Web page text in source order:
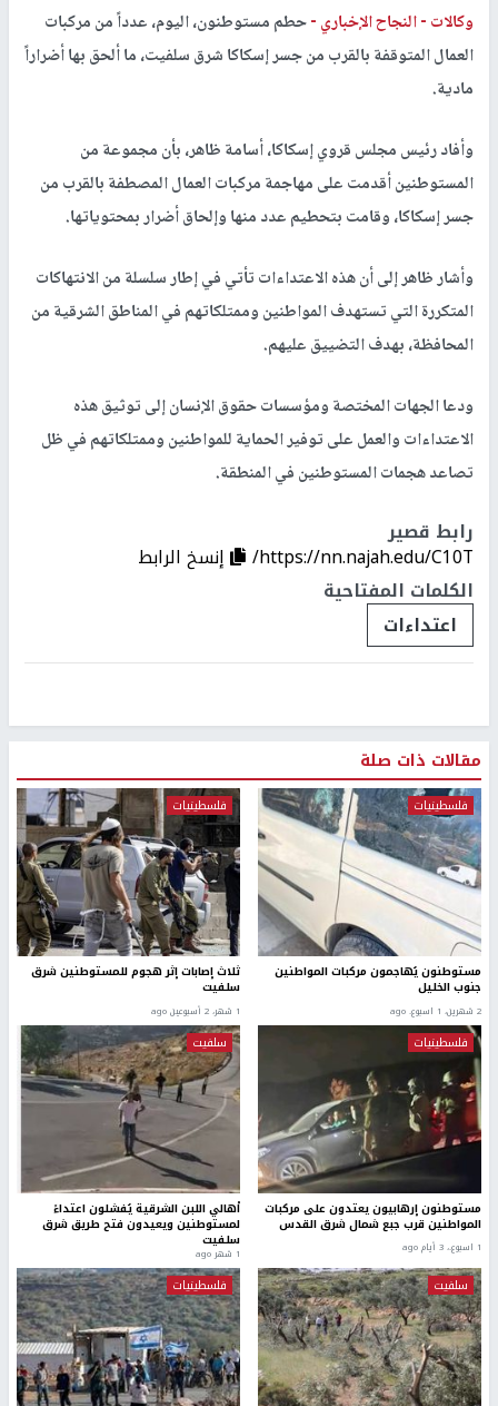
وكالات -النجاح الإخباري -حطم مستوطنون، اليوم، عدداً من مركبات
العمال المتوقفة بالقرب من جسر إسكاكا شرق سلفيت، ما ألحق بها أضراراً
مادية.
وأفاد رئيس مجلس قروي إسكاكا، أسامة ظاهر، بأن مجموعة من
المستوطنين أقدمت على مهاجمة مركبات العمال المصطفة بالقرب من
جسر إسكاكا، وقامت بتحطيم عدد منها وإلحاق أضرار بمحتوياتها.
وأشار ظاهر إلى أن هذه الاعتداءات تأتي في إطار سلسلة من الانتهاكات
المتكررة التي تستهدف المواطنين وممتلكاتهم في المناطق الشرقية من
المحافظة، بهدف التضييق عليهم.
ودعا الجهات المختصة ومؤسسات حقوق الإنسان إلى توثيق هذه
الاعتداءات والعمل على توفير الحماية للمواطنين وممتلكاتهم في ظل
تصاعد هجمات المستوطنين في المنطقة.
رابط قصير
https://nn.najah.edu/C10T/
إنسخ الرابط
الكلمات المفتاحية
اعتداءات
مقالات ذات صلة
فلسطينيات
مستوطنون يُهاجمون مركبات المواطنين
جنوب الخليل
2 شهرين، 1 اسبوع. ago
فلسطينيات
ثلاث إصابات إثر هجوم للمستوطنين شرق
سلفيت
1 شهر، 2 أسبوعين ago
فلسطينيات
مستوطنون إرهابيون يعتدون على مركبات
المواطنين قرب جبع شمال شرق القدس
1 اسبوع.، 3 أيام ago
سلفيت
أهالي اللبن الشرقية يُفشلون اعتداءً
لمستوطنين ويعيدون فتح طريق شرق
سلفيت
1 شهر ago
سلفيت فلسطينيات